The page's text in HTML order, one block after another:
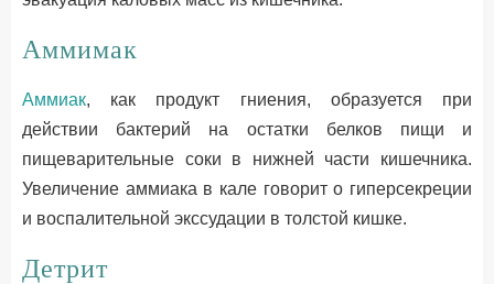
Аммимак
Аммиак, как продукт гниения, образуется при
действии бактерий на остатки белков пищи и
пищеварительные соки в нижней части кишечника.
Увеличение аммиака в кале говорит о гиперсекреции
и воспалительной экссудации в толстой кишке.
Детрит